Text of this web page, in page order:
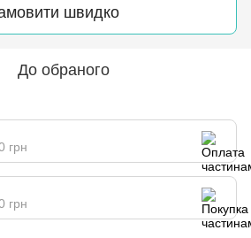
швидко
До обраного
грн
грн